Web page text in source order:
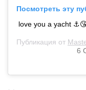
Посмотреть эту
love you a yacht
Публикация от
6